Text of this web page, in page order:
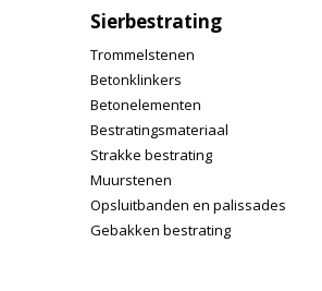
Sierbestrating
Trommelstenen
Betonklinkers
Betonelementen
Bestratingsmateriaal
Strakke bestrating
Muurstenen
Opsluitbanden en palissades
Gebakken bestrating